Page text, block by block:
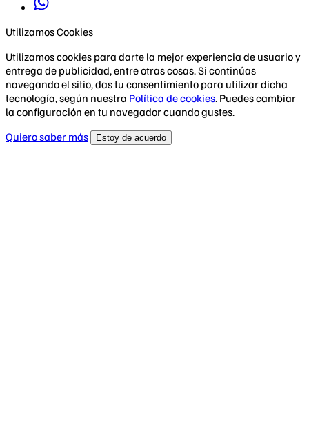
Utilizamos Cookies
Utilizamos cookies para darte la mejor experiencia de usuario y
entrega de publicidad, entre otras cosas. Si continúas
navegando el sitio, das tu consentimiento para utilizar dicha
tecnología, según nuestra Política de cookies. Puedes cambiar
la configuración en tu navegador cuando gustes.
Quiero saber más
Estoy de acuerdo